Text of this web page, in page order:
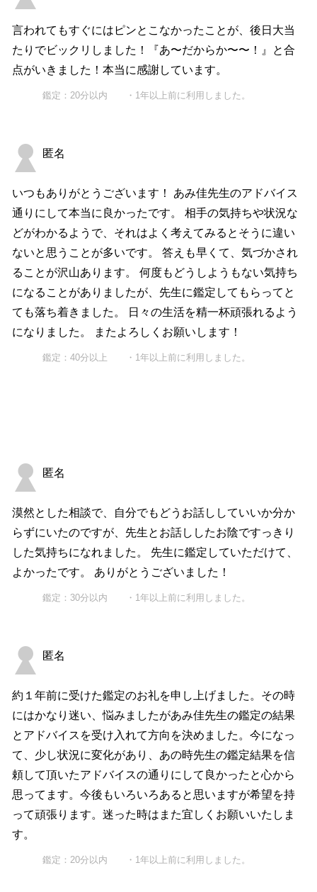
言われてもすぐにはピンとこなかったことが、後日大当
たりでビックリしました！『あ〜だからか〜〜！』と合
点がいきました！本当に感謝しています。
鑑定：20分以内 ・1年以上前に利用しました。
匿名
いつもありがとうございます！ あみ佳先生のアドバイス
通りにして本当に良かったです。 相手の気持ちや状況な
どがわかるようで、それはよく考えてみるとそうに違い
ないと思うことが多いです。 答えも早くて、気づかされ
ることが沢山あります。 何度もどうしようもない気持ち
になることがありましたが、先生に鑑定してもらってと
ても落ち着きました。 日々の生活を精一杯頑張れるよう
になりました。 またよろしくお願いします！
鑑定：40分以上 ・1年以上前に利用しました。
匿名
漠然とした相談で、自分でもどうお話ししていいか分か
らずにいたのですが、先生とお話ししたお陰ですっきり
した気持ちになれました。 先生に鑑定していただけて、
よかったです。 ありがとうございました！
鑑定：30分以内 ・1年以上前に利用しました。
匿名
約１年前に受けた鑑定のお礼を申し上げました。その時
にはかなり迷い、悩みましたがあみ佳先生の鑑定の結果
とアドバイスを受け入れて方向を決めました。今になっ
て、少し状況に変化があり、あの時先生の鑑定結果を信
頼して頂いたアドバイスの通りにして良かったと心から
思ってます。今後もいろいろあると思いますが希望を持
って頑張ります。迷った時はまた宜しくお願いいたしま
す。
鑑定：20分以内 ・1年以上前に利用しました。